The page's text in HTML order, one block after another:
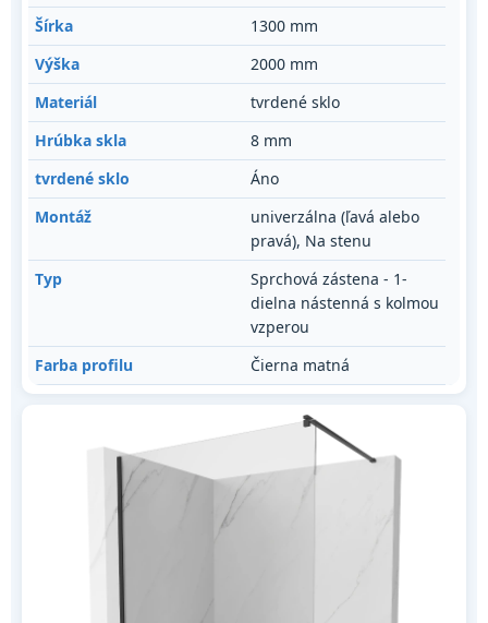
Šírka
1300 mm
Výška
2000 mm
Materiál
tvrdené sklo
Hrúbka skla
8 mm
tvrdené sklo
Áno
Montáž
univerzálna (ľavá alebo
pravá), Na stenu
Typ
Sprchová zástena - 1-
dielna nástenná s kolmou
vzperou
Farba profilu
Čierna matná